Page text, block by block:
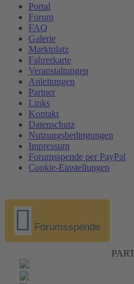
Portal
Forum
FAQ
Galerie
Marktplatz
Fahrerkarte
Veranstaltungen
Anleitungen
Partner
Links
Kontakt
Datenschutz
Nutzungsbedingungen
Impressum
Forumsspende per PayPal
Cookie-Einstellungen
Forumsspende